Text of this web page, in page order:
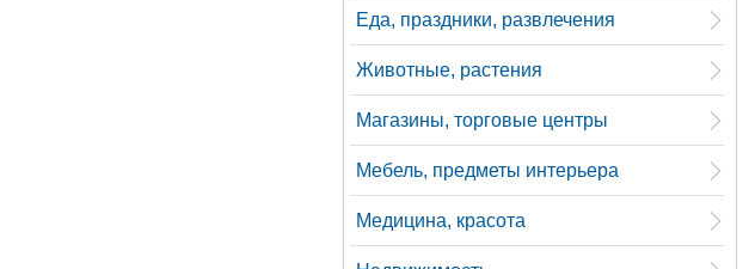
Еда, праздники, развлечения
Животные, растения
Магазины, торговые центры
Мебель, предметы интерьера
Медицина, красота